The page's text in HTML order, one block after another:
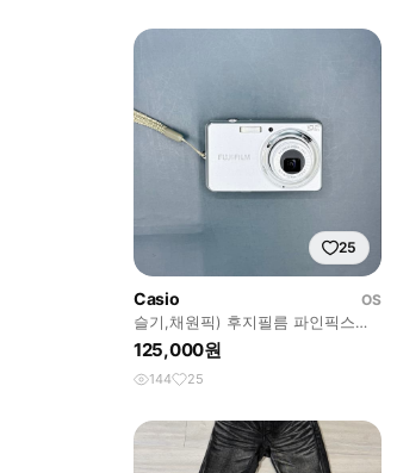
25
Casio
OS
슬기,채원픽) 후지필름 파인픽스
J27 디카 빈티지 캠코더 /캐논
125,000원
144 25